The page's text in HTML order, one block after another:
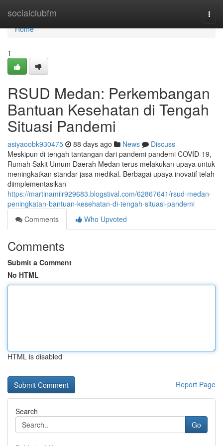
socialclubfm
Home
Home
1
RSUD Medan: Perkembangan
Bantuan Kesehatan di Tengah
Situasi Pandemi
asiyaoobk930475 88 days ago News
Discuss
Meskipun di tengah tantangan dari pandemi pandemi COVID-19,
Rumah Sakit Umum Daerah Medan terus melakukan upaya untuk
meningkatkan standar jasa medikal. Berbagai upaya inovatif telah
diimplementasikan
https://martinamiir929683.blogstival.com/62867641/rsud-medan-
peningkatan-bantuan-kesehatan-di-tengah-situasi-pandemi
Comments
Who Upvoted
Comments
Submit a Comment
No HTML
HTML is disabled
Report Page
Search
Go